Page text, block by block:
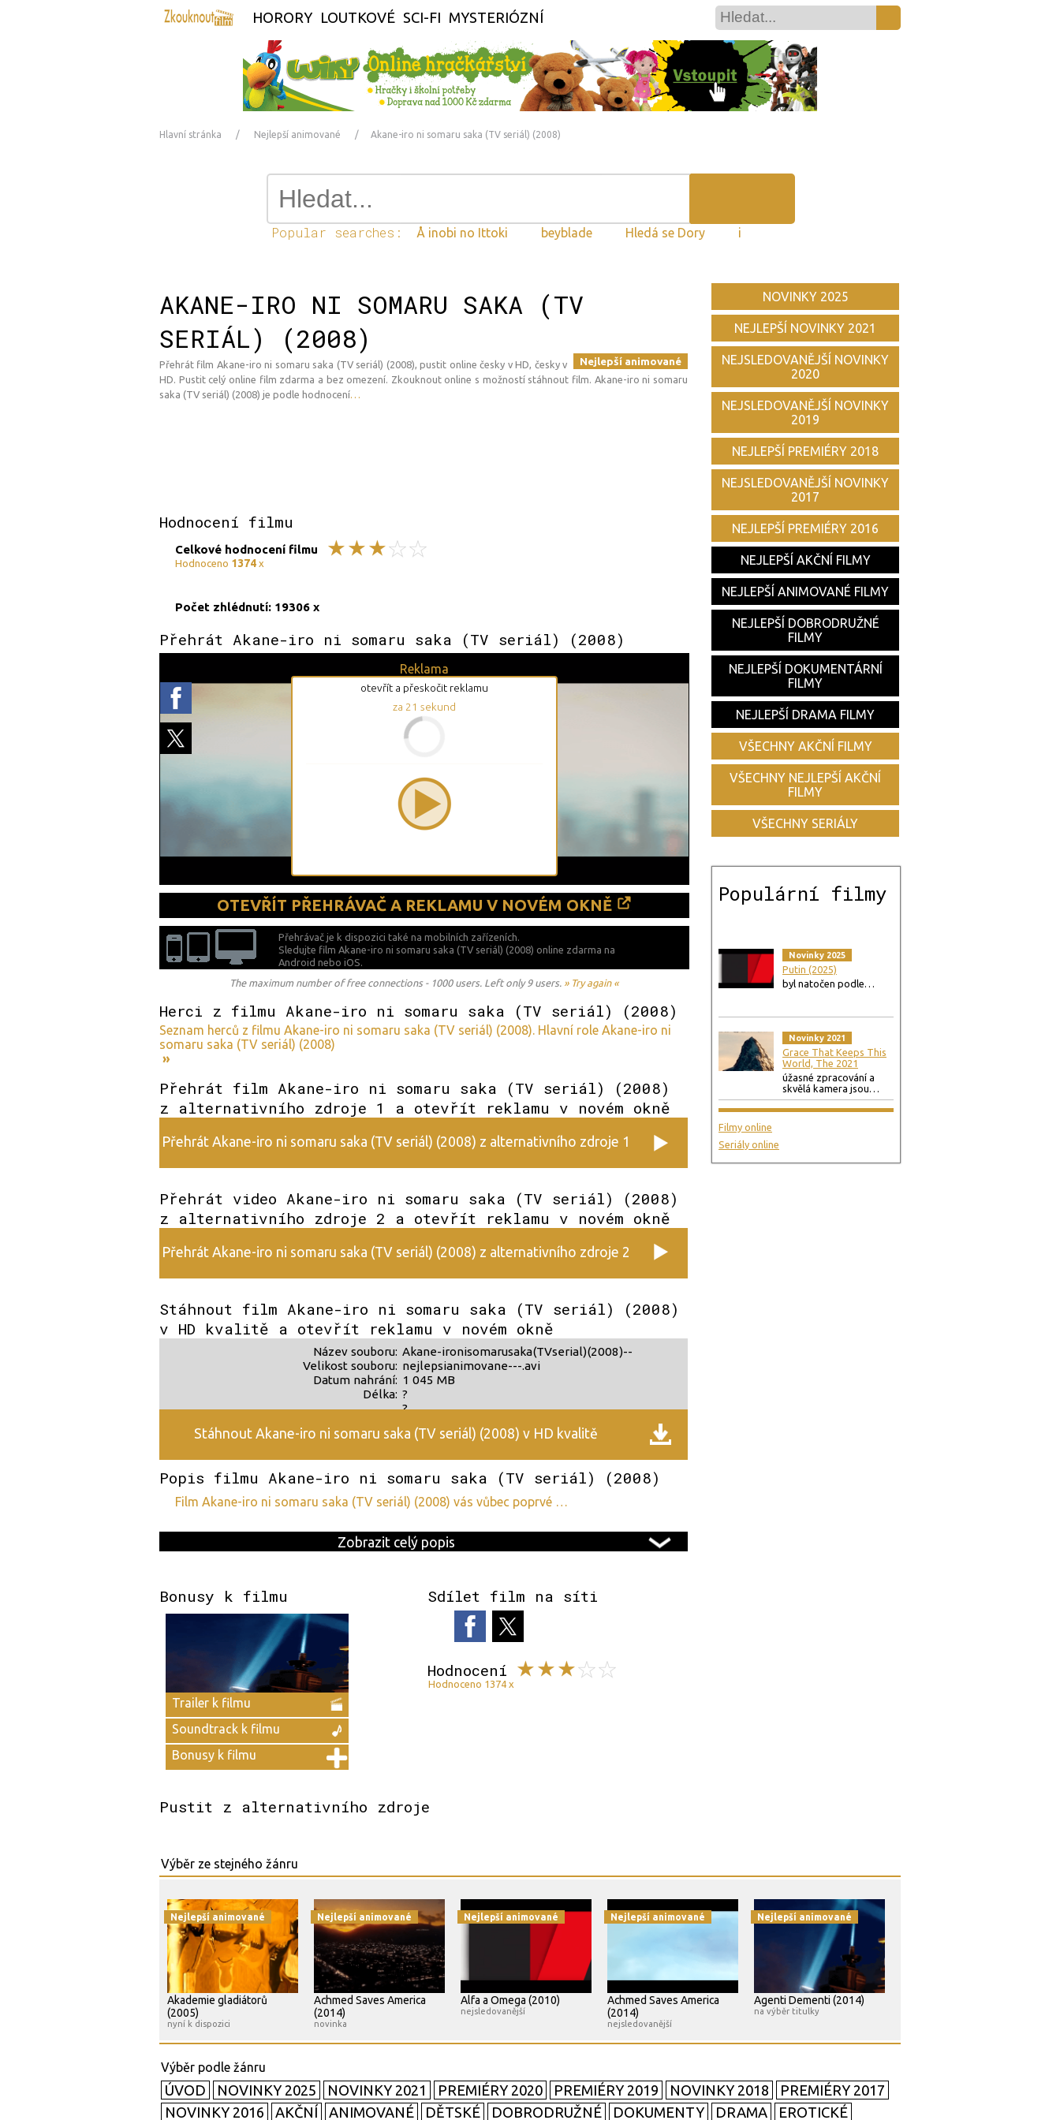
HORORY LOUTKOVÉ SCI-FI MYSTERIÓZNÍ
Hlavní stránka Nejlepší animované Akane-iro ni somaru saka (TV seriál) (2008)
Popular searches: Å inobi no Ittoki beyblade Hledá se Dory i
AKANE-IRO NI SOMARU SAKA (TV
SERIÁL) (2008)
Nejlepší animované
Přehrát film Akane-iro ni somaru saka (TV seriál) (2008), pustit online česky v HD, česky v
HD. Pustit celý online film zdarma a bez omezení. Zkouknout online s možností stáhnout film. Akane-iro ni somaru
saka (TV seriál) (2008) je podle hodnocení
Hodnocení filmu
Celkové hodnocení filmu
Hodnoceno 1374 x
Počet zhlédnutí: 19306 x
Přehrát Akane-iro ni somaru saka (TV seriál) (2008)
Reklama
otevřít a přeskočit reklamu
za 20 sekund
OTEVŘÍT PŘEHRÁVAČ A REKLAMU V NOVÉM OKNĚ
Přehrávač je k dispozici také na mobilních zařízeních.
Sledujte film Akane-iro ni somaru saka (TV seriál) (2008) online zdarma na
Android nebo iOS.
The maximum number of free connections - 1000 users. Left only 9 users. » Try again «
Herci z filmu Akane-iro ni somaru saka (TV seriál) (2008)
Seznam herců z filmu Akane-iro ni somaru saka (TV seriál) (2008). Hlavní role Akane-iro ni
somaru saka (TV seriál) (2008)
»
Přehrát film Akane-iro ni somaru saka (TV seriál) (2008)
z alternativního zdroje 1 a otevřít reklamu v novém okně
Přehrát Akane-iro ni somaru saka (TV seriál) (2008) z alternativního zdroje 1
Přehrát video Akane-iro ni somaru saka (TV seriál) (2008)
z alternativního zdroje 2 a otevřít reklamu v novém okně
Přehrát Akane-iro ni somaru saka (TV seriál) (2008) z alternativního zdroje 2
Stáhnout film Akane-iro ni somaru saka (TV seriál) (2008)
v HD kvalitě a otevřít reklamu v novém okně
Název souboru:
Velikost souboru:
Datum nahrání:
Délka:
Akane-ironisomarusaka(TVserial)(2008)--
nejlepsianimovane---.avi
1 045 MB
?
?
Stáhnout Akane-iro ni somaru saka (TV seriál) (2008) v HD kvalitě
Popis filmu Akane-iro ni somaru saka (TV seriál) (2008)
film Akane-iro ni somaru saka (TV seriál) (2008) vás vůbec poprvé …
Zobrazit celý popis
Bonusy k filmu
Trailer k filmu
Soundtrack k filmu
Bonusy k filmu
Sdílet film na síti
Hodnocení
Hodnoceno 1374 x
Pustit z alternativního zdroje
NOVINKY 2025
NEJLEPŠÍ NOVINKY 2021
NEJSLEDOVANĚJŠÍ NOVINKY
2020
NEJSLEDOVANĚJŠÍ NOVINKY
2019
NEJLEPŠÍ PREMIÉRY 2018
NEJSLEDOVANĚJŠÍ NOVINKY
2017
NEJLEPŠÍ PREMIÉRY 2016
NEJLEPŠÍ AKČNÍ FILMY
NEJLEPŠÍ ANIMOVANÉ FILMY
NEJLEPŠÍ DOBRODRUŽNÉ
FILMY
NEJLEPŠÍ DOKUMENTÁRNÍ
FILMY
NEJLEPŠÍ DRAMA FILMY
VŠECHNY AKČNÍ FILMY
VŠECHNY NEJLEPŠÍ AKČNÍ
FILMY
VŠECHNY SERIÁLY
Populární filmy
Novinky 2025
Putin (2025)
byl natočen podle…
Novinky 2021
Grace That Keeps This
World, The 2021
úžasné zpracování a
skvělá kamera jsou…
Filmy online
Seriály online
Nejlepší animované
Akademie gladiátorů
(2005)
nyní k dispozici
Nejlepší animované
Achmed Saves America
(2014)
novinka
Nejlepší animované
Alfa a Omega (2010)
nejsledovanější
Nejlepší animované
Achmed Saves America
(2014)
nejsledovanější
Nejlepší animované
Agenti Dementi (2014)
na výběr titulky
ÚVOD NOVINKY 2025 NOVINKY 2021 PREMIÉRY 2020 PREMIÉRY 2019 NOVINKY 2018
PREMIÉRY 2017
NOVINKY 2016
AKČNÍ ANIMOVANÉ DĚTSKÉ DOBRODRUŽNÉ DOKUMENTY DRAMA EROTICKÉ